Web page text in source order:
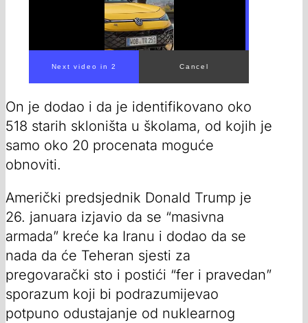
00:00/ 00:30
On je dodao i da je identifikovano oko
518 starih skloništa u školama, od kojih je
samo oko 20 procenata moguće
obnoviti.
Američki predsjednik Donald Trump je
26. januara izjavio da se “masivna
armada” kreće ka Iranu i dodao da se
nada da će Teheran sjesti za
pregovarački sto i postići “fer i pravedan”
sporazum koji bi podrazumijevao
potpuno odustajanje od nuklearnog